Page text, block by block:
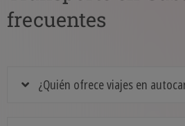
frecuentes
¿Quién ofrece viajes en